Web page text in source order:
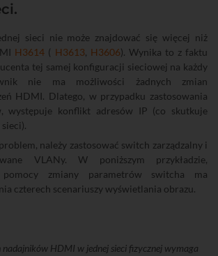
sieci nie może znajdować się więcej niż
H3614 ( H3613, H3606). Wynika to z faktu
tej samej konfiguracji sieciowej na każdy
nie ma możliwości żadnych zmian
HDMI. Dlatego, w przypadku zastosowania
występuje konflikt adresów IP (co skutkuje
należy zastosować switch zarządzalny i
VLANy. W poniższym przykładzie,
zmiany parametrów switcha ma
czterech scenariuszy wyświetlania obrazu.
nadajników HDMI w jednej sieci fizycznej wymaga